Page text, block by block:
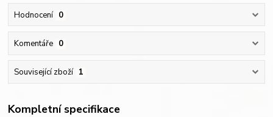
Hodnocení 0
Komentáře 0
Související zboží 1
Kompletní specifikace